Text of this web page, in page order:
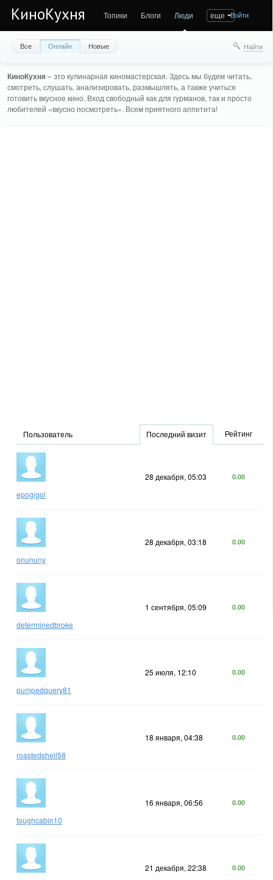
КиноКухня Топики Блоги Люди еще Войти
Все Онлайн Новые Найти
КиноКухня– это кулинарная киномастерская. Здесь мы будем читать,
смотреть, слушать, анализировать, размышлять, а также учиться
готовить вкусное кино. Вход свободный как для гурманов, так и просто
любителей «вкусно посмотреть». Всем приятного аппетита!
Пользователь Последний визит Рейтинг
epogigol
28 декабря, 05:03 0.00
onununy
28 декабря, 03:18 0.00
determinedbroke
1 сентября, 05:09 0.00
pumpedquery81
25 июля, 12:10 0.00
roastedshell58
18 января, 04:38 0.00
toughcabin10
16 января, 06:56 0.00
21 декабря, 22:38 0.00